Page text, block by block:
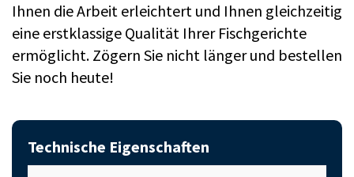
Ihnen die Arbeit erleichtert und Ihnen gleichzeitig
eine erstklassige Qualität Ihrer Fischgerichte
ermöglicht. Zögern Sie nicht länger und bestellen
Sie noch heute!
Technische Eigenschaften